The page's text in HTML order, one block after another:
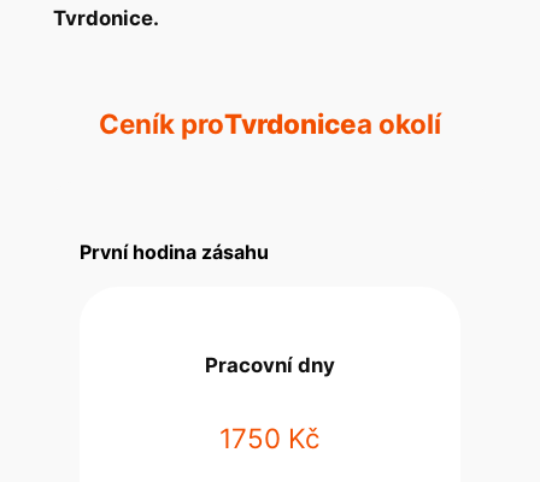
Tvrdonice.
Ceník proTvrdonicea okolí
První hodina zásahu
Pracovní dny
1750 Kč